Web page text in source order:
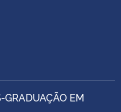
GRADUAÇÃO EM